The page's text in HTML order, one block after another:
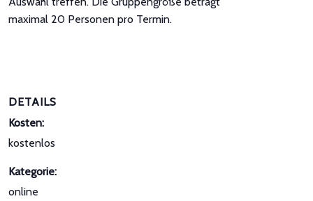
maximal 20 Personen pro Termin.
DETAILS
Kosten:
kostenlos
Kategorie:
online